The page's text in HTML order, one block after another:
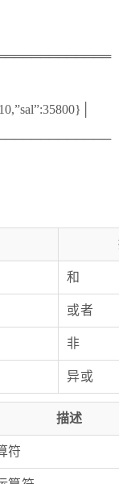
和
或者
非
异或
描述
符